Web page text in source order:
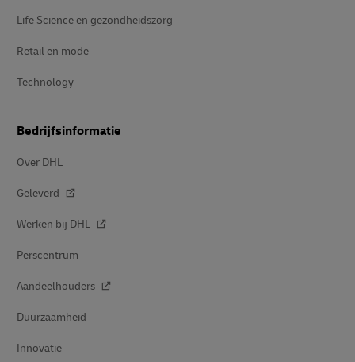
Life Science en gezondheidszorg
Retail en mode
Technology
Bedrijfsinformatie
Over DHL
Geleverd
Werken bij DHL
Perscentrum
Aandeelhouders
Duurzaamheid
Innovatie